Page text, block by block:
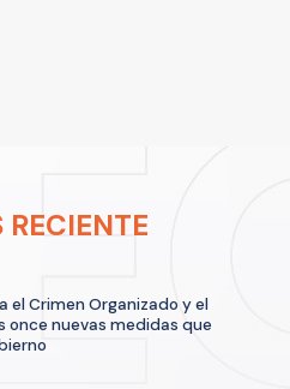
el Crimen Organizado y el
once nuevas medidas que